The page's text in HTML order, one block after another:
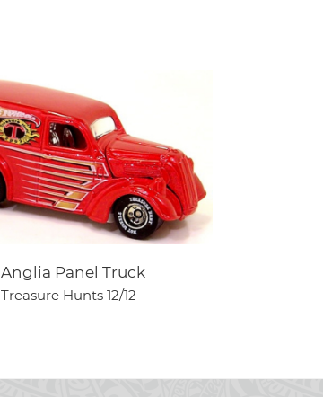
Anglia Panel Truck
Treasure Hunts 12/12